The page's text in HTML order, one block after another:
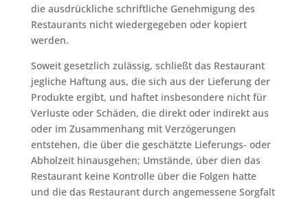
die ausdrückliche schriftliche Genehmigung des
Restaurants nicht wiedergegeben oder kopiert
werden.
Soweit gesetzlich zulässig, schließt das Restaurant
jegliche Haftung aus, die sich aus der Lieferung der
Produkte ergibt, und haftet insbesondere nicht für
Verluste oder Schäden, die direkt oder indirekt aus
oder im Zusammenhang mit Verzögerungen
entstehen, die über die geschätzte Lieferungs- oder
Abholzeit hinausgehen; Umstände, über dien das
Restaurant keine Kontrolle über die Folgen hatte
und die das Restaurant durch angemessene Sorgfalt